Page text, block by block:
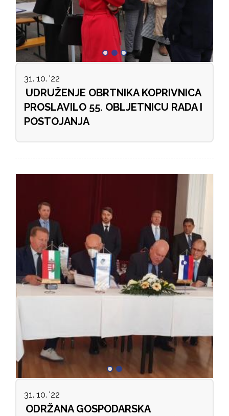
31. 10. '22
UDRUŽENJE OBRTNIKA KOPRIVNICA
PROSLAVILO 55. OBLJETNICU RADA I
POSTOJANJA
31. 10. '22
ODRŽANA GOSPODARSKA